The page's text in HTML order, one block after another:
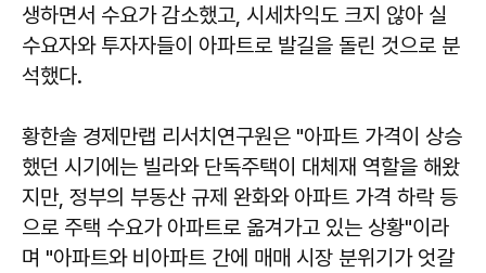
생하면서 수요가 감소했고, 시세차익도 크지 않아 실
수요자와 투자자들이 아파트로 발길을 돌린 것으로 분
석했다.
황한솔 경제만랩 리서치연구원은 "아파트 가격이 상승
했던 시기에는 빌라와 단독주택이 대체재 역할을 해왔
지만, 정부의 부동산 규제 완화와 아파트 가격 하락 등
으로 주택 수요가 아파트로 옮겨가고 있는 상황"이라
며 "아파트와 비아파트 간에 매매 시장 분위기가 엇갈